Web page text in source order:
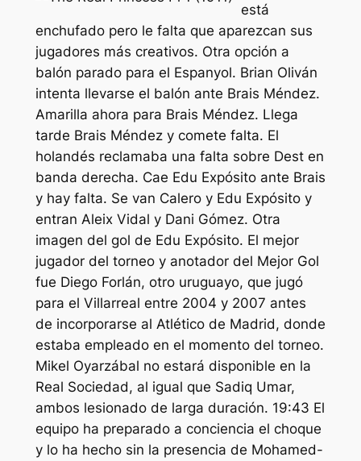
está
enchufado pero le falta que aparezcan sus
jugadores más creativos. Otra opción a
balón parado para el Espanyol. Brian Oliván
intenta llevarse el balón ante Brais Méndez.
Amarilla ahora para Brais Méndez. Llega
tarde Brais Méndez y comete falta. El
holandés reclamaba una falta sobre Dest en
banda derecha. Cae Edu Expósito ante Brais
y hay falta. Se van Calero y Edu Expósito y
entran Aleix Vidal y Dani Gómez. Otra
imagen del gol de Edu Expósito. El mejor
jugador del torneo y anotador del Mejor Gol
fue Diego Forlán, otro uruguayo, que jugó
para el Villarreal entre 2004 y 2007 antes
de incorporarse al Atlético de Madrid, donde
estaba empleado en el momento del torneo.
Mikel Oyarzábal no estará disponible en la
Real Sociedad, al igual que Sadiq Umar,
ambos lesionado de larga duración. 19:43 El
equipo ha preparado a conciencia el choque
y lo ha hecho sin la presencia de Mohamed-